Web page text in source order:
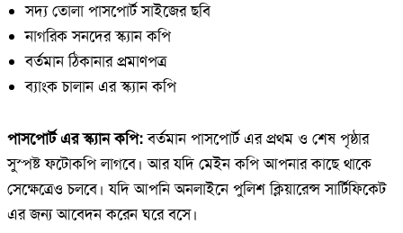
সদ্য তোলা পাসপোর্ট সাইজের ছবি
নাগরিক সনদের স্ক্যান কপি
বর্তমান ঠিকানার প্রমাণপত্র
ব্যাংক চালান এর স্ক্যান কপি
পাসপোর্ট এর স্ক্যান কপি:বর্তমান পাসপোর্ট এর প্রথম ও শেষ পৃষ্ঠার
সুস্পষ্ট ফটোকপি লাগবে। আর যদি মেইন কপি আপনার কাছে থাকে
সেক্ষেত্রেও চলবে। যদি আপনি অনলাইনে পুলিশ ক্লিয়ারেন্স সার্টিফিকেট
এর জন্য আবেদন করেন ঘরে বসে।